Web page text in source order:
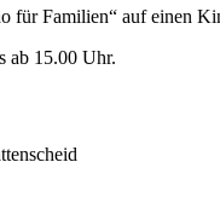
für Familien“ auf einen
ab 15.00 Uhr.